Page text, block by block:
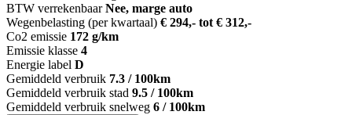
BTW verrekenbaar Nee, marge auto
Wegenbelasting (per kwartaal) € 294,- tot € 312,-
Co2 emissie 172 g/km
Emissie klasse 4
Energie label D
Gemiddeld verbruik 7.3 / 100km
Gemiddeld verbruik stad 9.5 / 100km
Gemiddeld verbruik snelweg 6 / 100km